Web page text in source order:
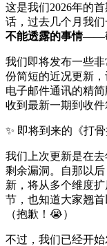
这是我们2026年的
话，过去几个月我们
不能透露的事情——
我们即将发布一些
份简短的近况更新
电子邮件通讯的精
收到最新一期到收件
✨ 即将到来的《打
我们上次更新是在
剩余漏洞。自那以
新，将从多个维度
节，也知道大家翘首
（抱歉！😭）
不过，我们已经开